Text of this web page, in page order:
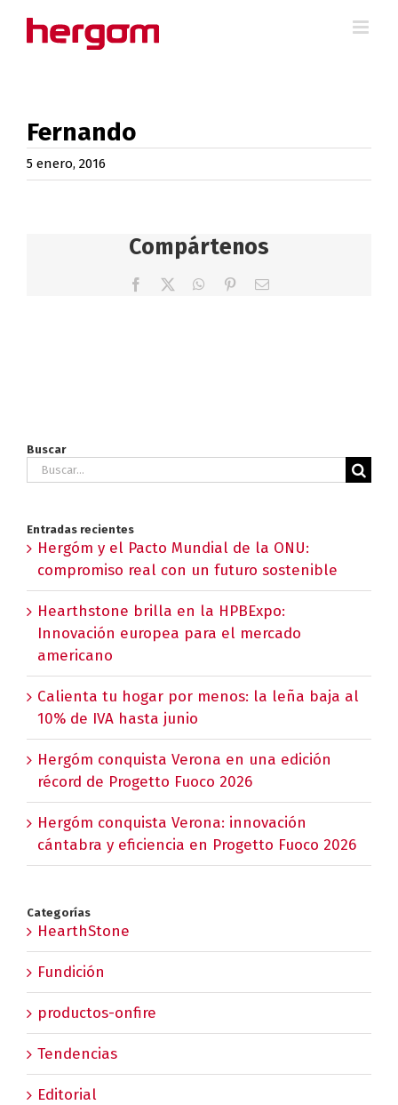
Fernando
5 enero, 2016
Compártenos
Facebook WhatsApp
PinterestCorreo
Buscar
Buscar:
Entradas recientes
Hergóm y el Pacto Mundial de la ONU:
compromiso real con un futuro sostenible
Hearthstone brilla en la HPBExpo:
Innovación europea para el mercado
americano
Calienta tu hogar por menos: la leña baja al
10% de IVA hasta junio
Hergóm conquista Verona en una edición
récord de Progetto Fuoco 2026
Hergóm conquista Verona: innovación
cántabra y eficiencia en Progetto Fuoco 2026
Categorías
HearthStone
Fundición
productos-onfire
Tendencias
Editorial